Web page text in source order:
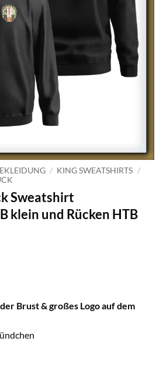
/ KING SWEATSHIRTS /
Sweatshirt
klein und Rücken HTB
Brust & großes Logo auf dem